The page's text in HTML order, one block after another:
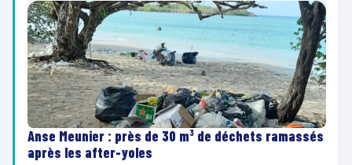
Anse Meunier : près de 30 m³ de déchets ramassés
après les after-yoles